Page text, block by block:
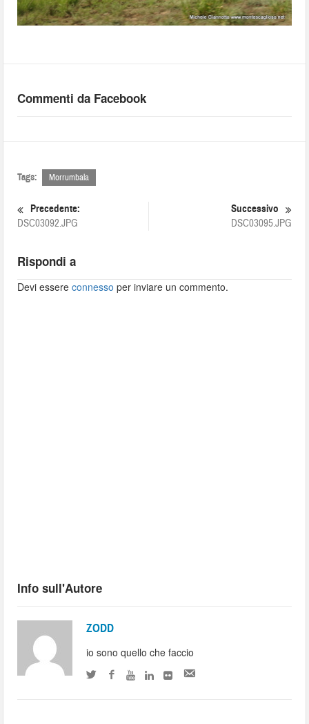
Commenti da Facebook
Tags: Morrumbala
Precedente:
DSC03092.JPG
Successivo
DSC03095.JPG
Rispondi a
Devi essereconnesso per inviare un commento.
Info sull'Autore
ZODD
io sono quello che faccio